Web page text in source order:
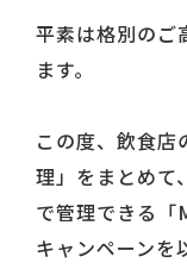
平素は格別のご
ます。
この度、飲食店
理」をまとめて
で管理できる「
キャンペーンを